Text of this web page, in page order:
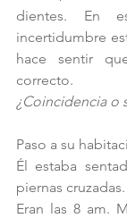
dientes. En
incertidumbre
hace sentir
correcto.
¿Coincidencia o
Paso a su
Él estaba
piernas cruzadas.
Eran las 8 am.